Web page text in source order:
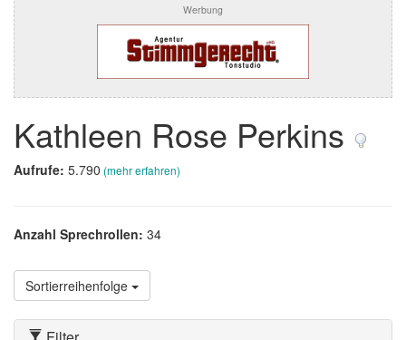
Werbung
Kathleen Rose Perkins
Aufrufe: 5.790 (mehr erfahren)
Anzahl Sprechrollen: 34
Sortierreihenfolge